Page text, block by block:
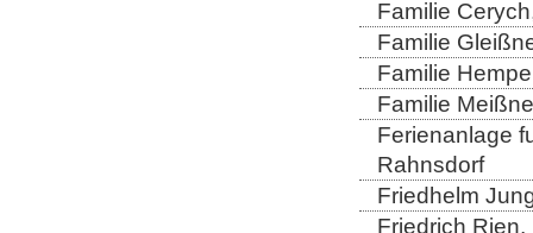
Familie
Familie
Familie
Familie
Ferienanlage
Rahnsdorf
Friedhelm
Friedrich